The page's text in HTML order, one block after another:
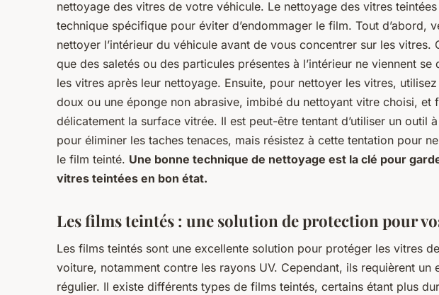
nettoyage des vitres de votre véhicule. Le nettoyage des vitres
technique spécifique pour éviter d’endommager le film. Tout d’abord,
nettoyer l’intérieur du véhicule avant de vous concentrer sur les vitres.
que des saletés ou des particules présentes à l’intérieur ne viennent se
les vitres après leur nettoyage. Ensuite, pour nettoyer les vitres,
doux ou une éponge non abrasive, imbibé du nettoyant vitre choisi, et
délicatement la surface vitrée. Il est peut-être tentant d’utiliser un outil
pour éliminer les taches tenaces, mais résistez à cette tentation pour
le film teinté. Une bonne technique de nettoyage est la clé pour
vitres teintées en bon état.
Les films teintés : une solution de protection pour
Les films teintés sont une excellente solution pour protéger les vitres
voiture, notamment contre les rayons UV. Cependant, ils requièrent un
régulier. Il existe différents types de films teintés, certains étant plus